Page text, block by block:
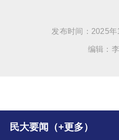
发布时间：2025年
编辑：
民大要闻（+更多）